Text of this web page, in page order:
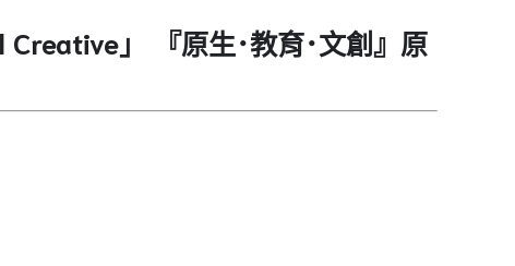
」 『原生･教育･文創』原